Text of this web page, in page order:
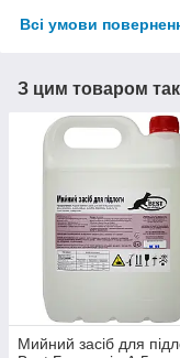
Всі умови
З цим товаром
Мийний засіб для